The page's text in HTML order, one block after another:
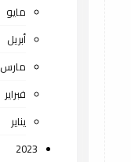
مايو
أبريل
مارس
فبراير
يناير
2023